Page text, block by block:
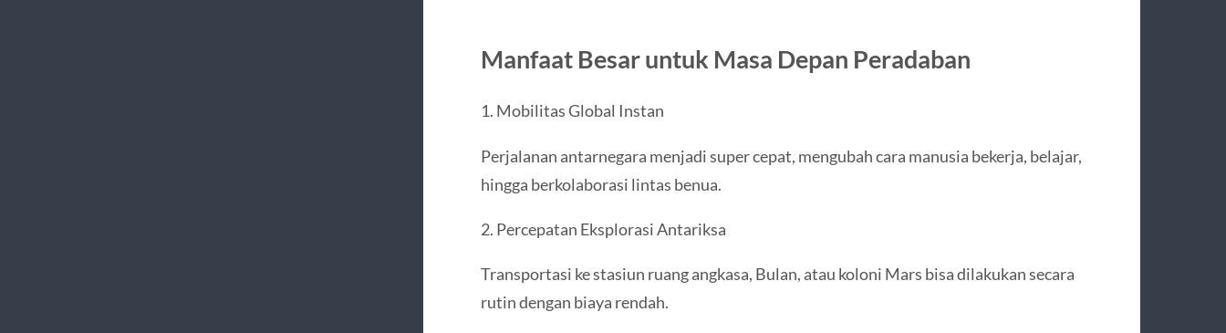
Manfaat Besar untuk Masa Depan Peradaban
1. Mobilitas Global Instan
Perjalanan antarnegara menjadi super cepat, mengubah cara manusia bekerja, belajar,
hingga berkolaborasi lintas benua.
2. Percepatan Eksplorasi Antariksa
Transportasi ke stasiun ruang angkasa, Bulan, atau koloni Mars bisa dilakukan secara
rutin dengan biaya rendah.